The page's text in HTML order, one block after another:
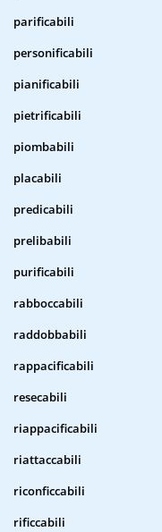
parificabili
personificabili
pianificabili
pietrificabili
piombabili
placabili
predicabili
prelibabili
purificabili
rabboccabili
raddobbabili
rappacificabili
resecabili
riappacificabili
riattaccabili
riconficcabili
rificcabili